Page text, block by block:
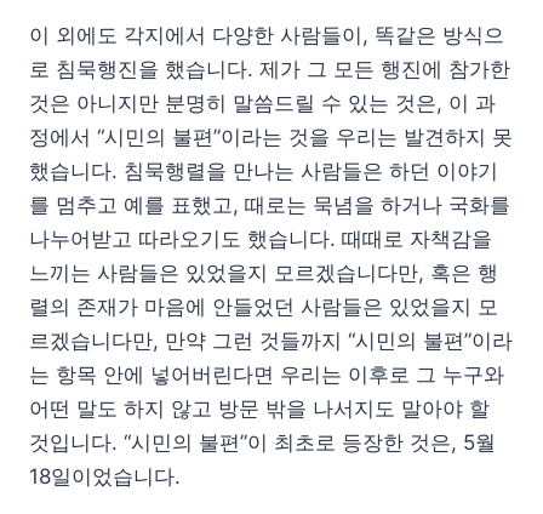
이 외에도 각지에서 다양한 사람들이, 똑같은 방식으
로 침묵행진을 했습니다. 제가 그 모든 행진에 참가한
것은 아니지만 분명히 말씀드릴 수 있는 것은, 이 과
정에서 “시민의 불편”이라는 것을 우리는 발견하지 못
했습니다. 침묵행렬을 만나는 사람들은 하던 이야기
를 멈추고 예를 표했고, 때로는 묵념을 하거나 국화를
나누어받고 따라오기도 했습니다. 때때로 자책감을
느끼는 사람들은 있었을지 모르겠습니다만, 혹은 행
렬의 존재가 마음에 안들었던 사람들은 있었을지 모
르겠습니다만, 만약 그런 것들까지 “시민의 불편”이라
는 항목 안에 넣어버린다면 우리는 이후로 그 누구와
어떤 말도 하지 않고 방문 밖을 나서지도 말아야 할
것입니다. “시민의 불편”이 최초로 등장한 것은, 5월
18일이었습니다.